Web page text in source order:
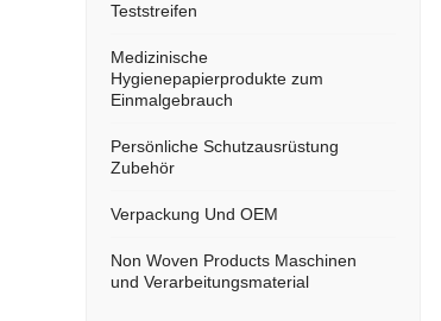
Teststreifen
Medizinische
Hygienepapierprodukte zum
Einmalgebrauch
Persönliche Schutzausrüstung
Zubehör
Verpackung Und OEM
Non Woven Products Maschinen
und Verarbeitungsmaterial